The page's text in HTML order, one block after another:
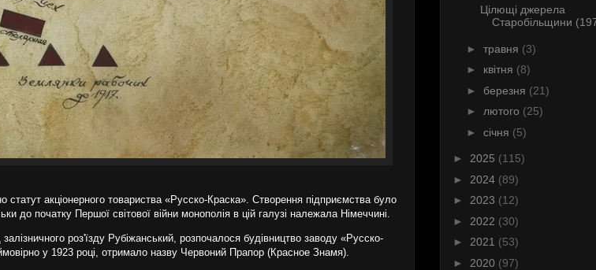
акціонерного товариства «Русско-Краска». Створення підприємства було
до початку Першої світової війни монополія в цій галузі належала Німеччині.
роз'їзду Рубіжанський, розпочалося будівництво заводу «Русско-
у 1923 році, отримало назву Червоний Прапор (Красное Знамя).
Цілющі джерела
Старобільщини
► травня (3)
► квітня (8)
► березня (21)
► лютого (25)
► січня (5)
► 2025 (115)
► 2024 (89)
► 2023 (12)
► 2022 (30)
► 2021 (53)
► 2020 (97)